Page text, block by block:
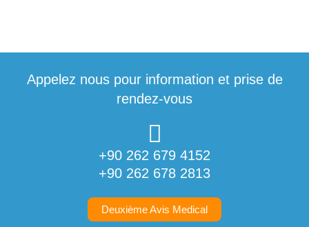
Appelez nous pour information et prise de
rendez-vous
+90 262 679 4152
+90 262 678 2813
Deuxième Avis Medical